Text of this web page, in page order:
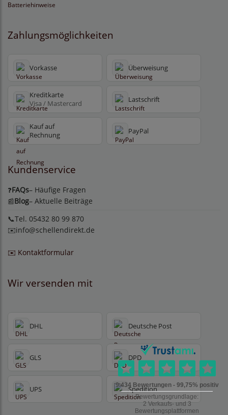
Batteriehinweise
Zahlungsmöglichkeiten
Vorkasse Überweisung
Kreditkarte
Visa / Mastercard Lastschrift
Kauf auf
Rechnung
PayPal
Kundenservice
❓FAQs– Häufige Fragen
📰Blog– Aktuelle Beiträge
📞Tel. 05432 80 99 870
✉️info@schellendirekt.de
✉️ Kontaktformular
Wir versenden mit
DHL Deutsche Post
GLS DPD
UPS Spedition